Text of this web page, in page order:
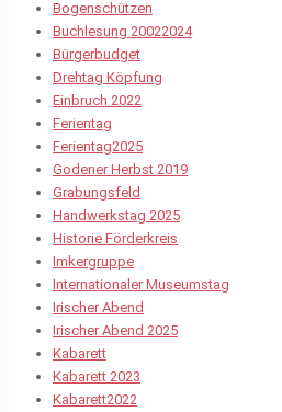
Bogenschützen
Buchlesung 20022024
Bürgerbudget
Drehtag Köpfung
Einbruch 2022
Ferientag
Ferientag2025
Godener Herbst 2019
Grabungsfeld
Handwerkstag 2025
Historie Förderkreis
Imkergruppe
Internationaler Museumstag
Irischer Abend
Irischer Abend 2025
Kabarett
Kabarett 2023
Kabarett2022